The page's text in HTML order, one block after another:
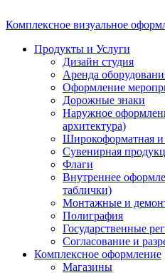
Комплексное визуальное
Продукты и Услуги
Дизайн студия
Аренда
Оформление
Дорожные знаки
Наружное
архитектура)
Широкоформатная и
Сувенирная
Флаги
Внутреннее
таблички)
Монтажные и
Полиграфия
Государственные
Согласование и
Комплексное оформление
Магазины